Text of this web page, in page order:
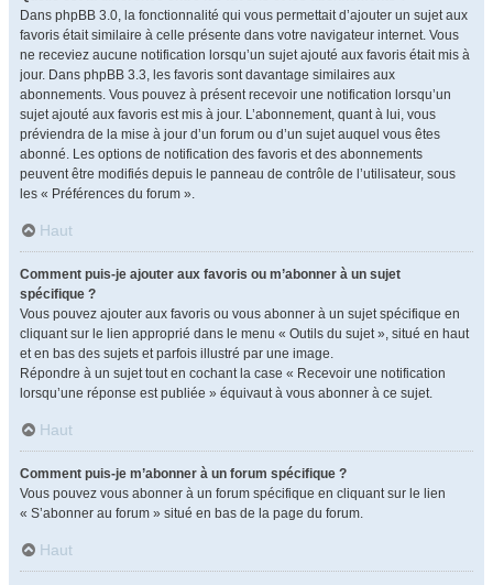
Dans phpBB 3.0, la fonctionnalité qui vous permettait d’ajouter un sujet aux
favoris était similaire à celle présente dans votre navigateur internet. Vous
ne receviez aucune notification lorsqu’un sujet ajouté aux favoris était mis à
jour. Dans phpBB 3.3, les favoris sont davantage similaires aux
abonnements. Vous pouvez à présent recevoir une notification lorsqu’un
sujet ajouté aux favoris est mis à jour. L’abonnement, quant à lui, vous
préviendra de la mise à jour d’un forum ou d’un sujet auquel vous êtes
abonné. Les options de notification des favoris et des abonnements
peuvent être modifiés depuis le panneau de contrôle de l’utilisateur, sous
les « Préférences du forum ».
Haut
Comment puis-je ajouter aux favoris ou m’abonner à un sujet
spécifique ?
Vous pouvez ajouter aux favoris ou vous abonner à un sujet spécifique en
cliquant sur le lien approprié dans le menu « Outils du sujet », situé en haut
et en bas des sujets et parfois illustré par une image.
Répondre à un sujet tout en cochant la case « Recevoir une notification
lorsqu’une réponse est publiée » équivaut à vous abonner à ce sujet.
Haut
Comment puis-je m’abonner à un forum spécifique ?
Vous pouvez vous abonner à un forum spécifique en cliquant sur le lien
« S’abonner au forum » situé en bas de la page du forum.
Haut